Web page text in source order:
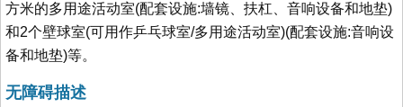
方米的多用途活动室(配套设施:墙镜、扶杠、音响设备和地垫)
和2个壁球室(可用作乒乓球室/多用途活动室)(配套设施:音响设
备和地垫)等。
无障碍描述